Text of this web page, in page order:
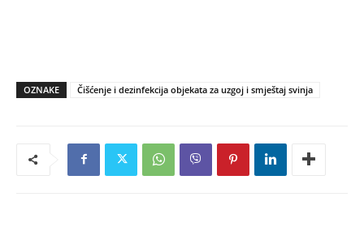
OZNAKE Čišćenje i dezinfekcija objekata za uzgoj i smještaj svinja